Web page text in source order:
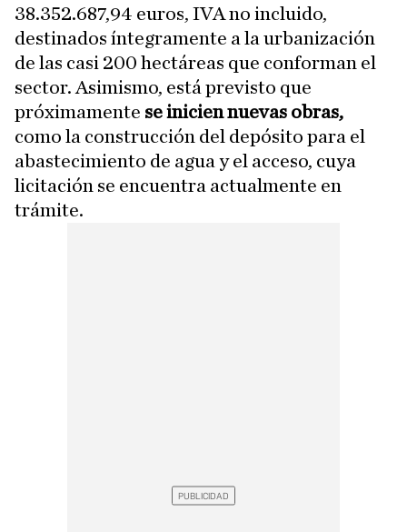
38.352.687,94 euros, IVA no incluido,
destinados íntegramente a la urbanización
de las casi 200 hectáreas que conforman el
sector. Asimismo, está previsto que
próximamente se inicien nuevas obras,
como la construcción del depósito para el
abastecimiento de agua y el acceso, cuya
licitación se encuentra actualmente en
trámite.